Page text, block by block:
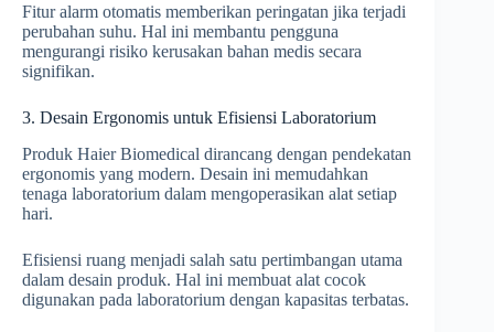
Fitur alarm otomatis memberikan peringatan jika terjadi
perubahan suhu. Hal ini membantu pengguna
mengurangi risiko kerusakan bahan medis secara
signifikan.
3. Desain Ergonomis untuk Efisiensi Laboratorium
Produk Haier Biomedical dirancang dengan pendekatan
ergonomis yang modern. Desain ini memudahkan
tenaga laboratorium dalam mengoperasikan alat setiap
hari.
Efisiensi ruang menjadi salah satu pertimbangan utama
dalam desain produk. Hal ini membuat alat cocok
digunakan pada laboratorium dengan kapasitas terbatas.